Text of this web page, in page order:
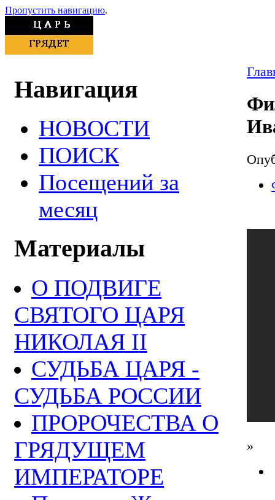
Пропустить навигацию.
Навигация
НОВОСТИ
ПОИСК
Посещений за
месяц
Материалы
О ПОДВИГЕ
СВЯТОГО ЦАРЯ
НИКОЛАЯ II
СУДЬБА ЦАРЯ -
СУДЬБА РОССИИ
ПРОРОЧЕСТВА О
ГРЯДУЩЕМ
ИМПЕРАТОРЕ
»